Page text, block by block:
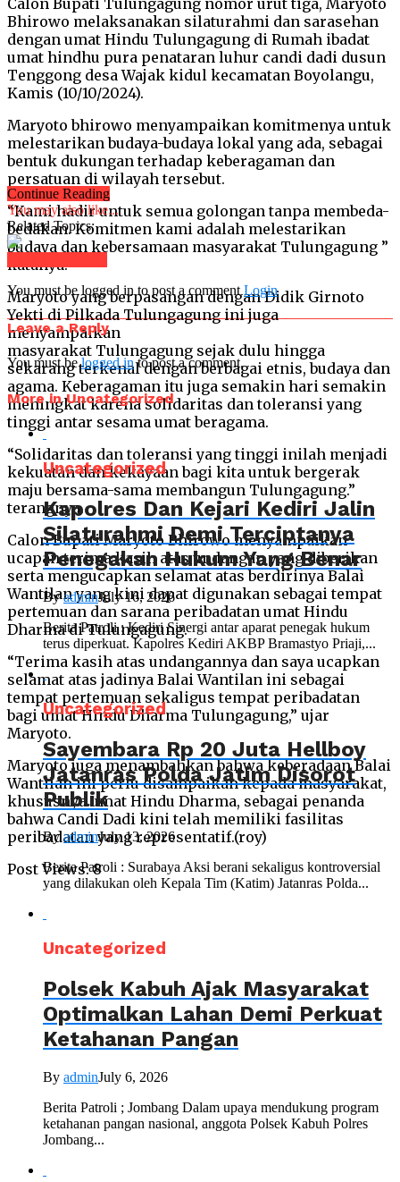
Calon Bupati Tulungagung nomor urut tiga, Maryoto
Bhirowo melaksanakan silaturahmi dan sarasehan
dengan umat Hindu Tulungagung di Rumah ibadat
umat hindhu pura penataran luhur candi dadi dusun
Tenggong desa Wajak kidul kecamatan Boyolangu,
Kamis (10/10/2024).
Maryoto bhirowo menyampaikan komitmenya untuk
melestarikan budaya-budaya lokal yang ada, sebagai
bentuk dukungan terhadap keberagaman dan
persatuan di wilayah tersebut.
“Kami hadir untuk semua golongan tanpa membeda-
bedakan. Komitmen kami adalah melestarikan
budaya dan kebersamaan masyarakat Tulungagung ”
katanya.
Maryoto yang berpasangan dengan Didik Girnoto
Yekti di Pilkada Tulungagung ini juga
menyampaikan
masyarakat Tulungagung sejak dulu hingga
sekarang terkenal dengan berbagai etnis, budaya dan
agama. Keberagaman itu juga semakin hari semakin
meningkat karena solidaritas dan toleransi yang
tinggi antar sesama umat beragama.
“Solidaritas dan toleransi yang tinggi inilah menjadi
kekuatan dan kekayaan bagi kita untuk bergerak
maju bersama-sama membangun Tulungagung.”
terangnya.
Calon Bupati Maryoto Bhirowo menyampaikan
ucapan terima kasih atas undangan yang diberikan
serta mengucapkan selamat atas berdirinya Balai
Wantilan yang kini dapat digunakan sebagai tempat
pertemuan dan sarana peribadatan umat Hindu
Dharma di Tulungagung.
“Terima kasih atas undangannya dan saya ucapkan
selamat atas jadinya Balai Wantilan ini sebagai
tempat pertemuan sekaligus tempat peribadatan
bagi umat Hindu Dharma Tulungagung,” ujar
Maryoto.
Maryoto juga menambahkan bahwa keberadaan Balai
Wantilan ini perlu disampaikan kepada masyarakat,
khususnya umat Hindu Dharma, sebagai penanda
bahwa Candi Dadi kini telah memiliki fasilitas
peribadatan yang representatif.(roy)
Post Views: 8
Continue Reading
You may also like...
Related Topics:
You must be logged in to post a comment Login
Leave a Reply
You must belogged into post a comment.
More in Uncategorized
Uncategorized
Kapolres Dan Kejari Kediri Jalin
Silaturahmi Demi Terciptanya
Penegakan Hukum Yang Benar
ByadminJuly 16, 2026
Berita Patroli : Kediri Sinergi antar aparat penegak hukum
terus diperkuat. Kapolres Kediri AKBP Bramastyo Priaji,...
Uncategorized
Sayembara Rp 20 Juta Hellboy
Jatanras Polda Jatim Disorot
Publik
By adminJuly 13, 2026
Berita Patroli : Surabaya Aksi berani sekaligus kontroversial
yang dilakukan oleh Kepala Tim (Katim) Jatanras Polda...
Uncategorized
Polsek Kabuh Ajak Masyarakat
Optimalkan Lahan Demi Perkuat
Ketahanan Pangan
By adminJuly 6, 2026
Berita Patroli ; Jombang Dalam upaya mendukung program
ketahanan pangan nasional, anggota Polsek Kabuh Polres
Jombang...